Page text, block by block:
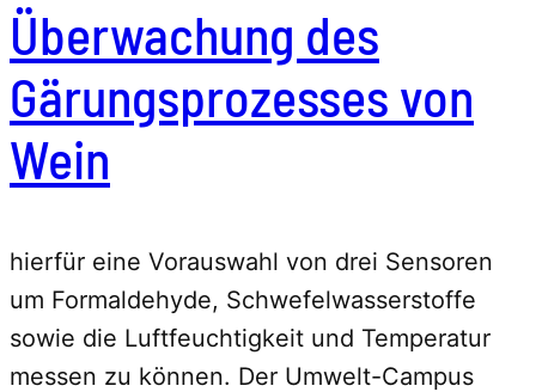
Überwachung des
Gärungsprozesses von
Wein
hierfür eine Vorauswahl von drei Sensoren
um Formaldehyde, Schwefelwasserstoffe
sowie die Luftfeuchtigkeit und Temperatur
messen zu können. Der Umwelt-Campus